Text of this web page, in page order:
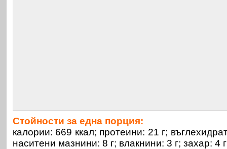
Стойности за една порция:
калории: 669 ккал; протеини: 21 г;
наситени мазнини: 8 г; влакнини: 3 г; захар: 4